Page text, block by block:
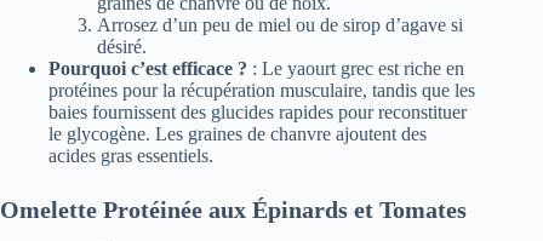
Arrosez d’un peu de miel ou de sirop d’agave si
désiré.
Pourquoi c’est efficace ? : Le yaourt grec est riche en
protéines pour la récupération musculaire, tandis que les
baies fournissent des glucides rapides pour reconstituer
le glycogène. Les graines de chanvre ajoutent des
acides gras essentiels.
Omelette Protéinée aux Épinards et Tomates